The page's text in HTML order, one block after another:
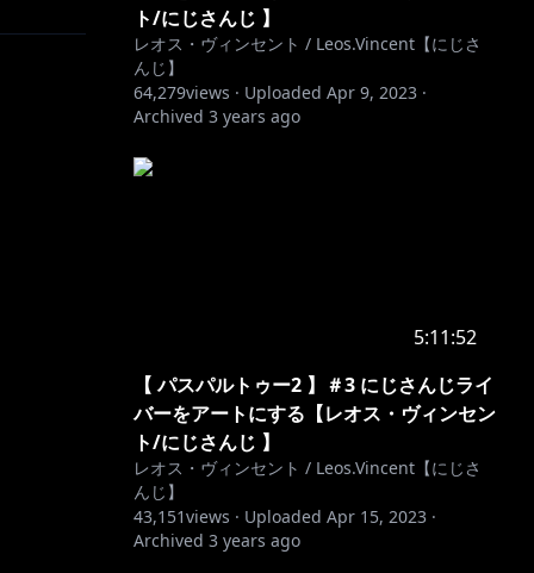
ト/にじさんじ 】
レオス・ヴィンセント / Leos.Vincent【にじさ
んじ】
64,279views · Uploaded Apr 9, 2023 ·
Archived 3 years ago
5:11:52
【 パスパルトゥー2 】＃3 にじさんじライ
バーをアートにする【レオス・ヴィンセン
ト/にじさんじ 】
レオス・ヴィンセント / Leos.Vincent【にじさ
んじ】
43,151views · Uploaded Apr 15, 2023 ·
Archived 3 years ago